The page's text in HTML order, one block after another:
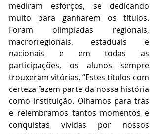
mediram esforços, se dedicando
muito para ganharem os títulos.
Foram olimpíadas regionais,
macrorregionais, estaduais e
nacionais e em todas as
participações, os alunos sempre
trouxeram vitórias. “Estes títulos com
certeza fazem parte da nossa história
como instituição. Olhamos para trás
e relembramos tantos momentos e
conquistas vividas por nossos